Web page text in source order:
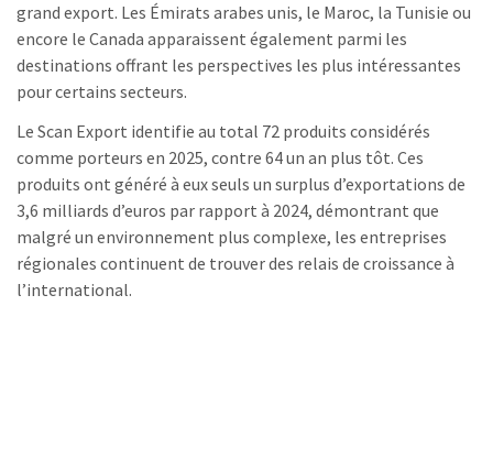
grand export. Les Émirats arabes unis, le Maroc, la Tunisie ou
encore le Canada apparaissent également parmi les
destinations offrant les perspectives les plus intéressantes
pour certains secteurs.
Le Scan Export identifie au total 72 produits considérés
comme porteurs en 2025, contre 64 un an plus tôt. Ces
produits ont généré à eux seuls un surplus d’exportations de
3,6 milliards d’euros par rapport à 2024, démontrant que
malgré un environnement plus complexe, les entreprises
régionales continuent de trouver des relais de croissance à
l’international.